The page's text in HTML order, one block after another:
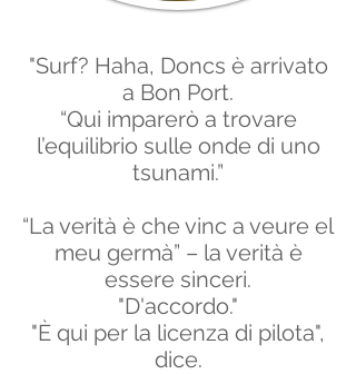
"Surf? Haha, Doncs è arrivato
a Bon Port.
“Qui imparerò a trovare
l’equilibrio sulle onde di uno
tsunami.”
“La verità è che vinc a veure el
meu germà” – la verità è
essere sinceri.
"D'accordo."
"È qui per la licenza di pilota",
dice.